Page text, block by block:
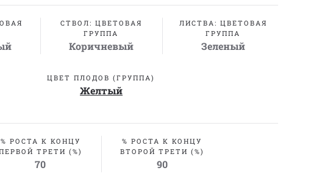
СТВОЛ: ЦВЕТОВАЯ
ГРУППА
Коричневый
ЛИСТВА: ЦВЕТОВАЯ
ГРУППА
Зеленый
ЦВЕТ ПЛОДОВ (ГРУППА)
Желтый
% РОСТА К КОНЦУ
ТРЕТИ (%)
70
% РОСТА К КОНЦУ
ВТОРОЙ ТРЕТИ (%)
90